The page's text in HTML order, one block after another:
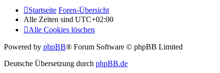
Startseite Foren-Übersicht
Alle Zeiten sind UTC+02:00
Alle Cookies löschen
Powered by phpBB® Forum Software © phpBB Limited
Deutsche Übersetzung durch phpBB.de